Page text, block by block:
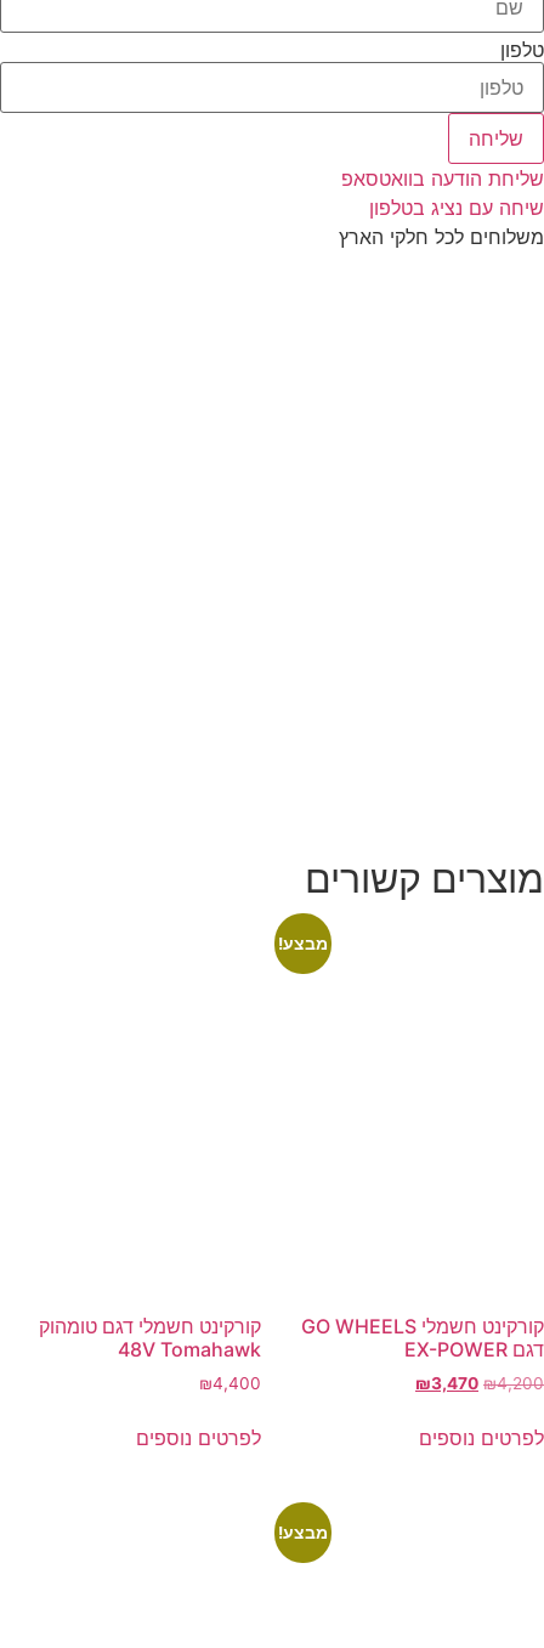
טלפון
שליחה
שליחת הודעה בוואטסאפ
שיחה עם נציג בטלפון
משלוחים לכל חלקי הארץ
מוצרים קשורים
מבצע!
קורקינט חשמלי GO WHEELS
דגם EX-POWER
₪4,200
המחיר
היה:
₪3,470
לפרטים נוספים
קורקינט חשמלי דגם טומהוק
48V Tomahawk
₪4,400
לפרטים נוספים
מבצע!